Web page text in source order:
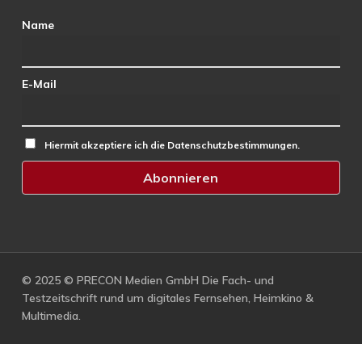
Name
E-Mail
Hiermit akzeptiere ich die Datenschutzbestimmungen.
© 2025 © PRECON Medien GmbH Die Fach- und
Testzeitschrift rund um digitales Fernsehen, Heimkino &
Multimedia.